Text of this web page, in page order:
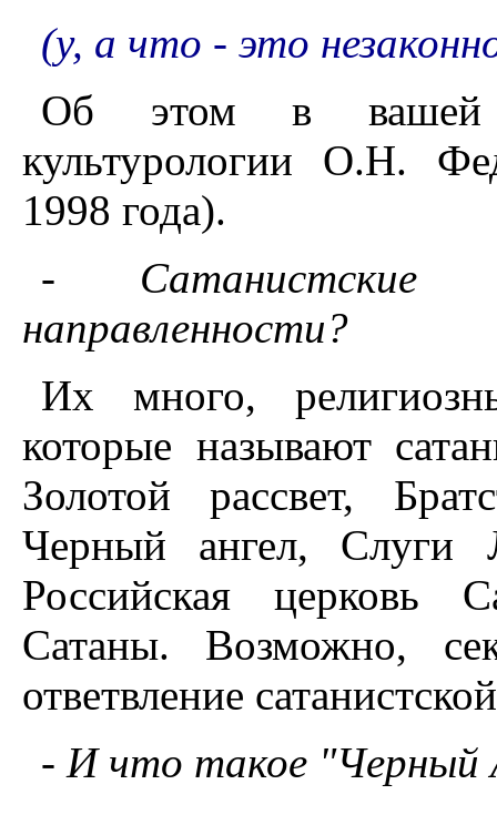
(у, а что - это
Об этом в вашей
культурологии О.Н.
1998 года).
- Сатанистские
направленности?
Их много,
которые называют
Золотой рассвет,
Черный ангел, Слуги
Российская церковь
Сатаны. Возможно,
ответвление
- И что такое "Черный